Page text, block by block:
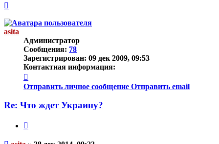
началу
asita
Администратор
Сообщения: 78
Зарегистрирован: 09 дек 2009, 09:53
Контактная информация:
информация
пользователя
Отправить личное сообщение Отправить email
Re: Что ждет Украину?
Непрочитанное